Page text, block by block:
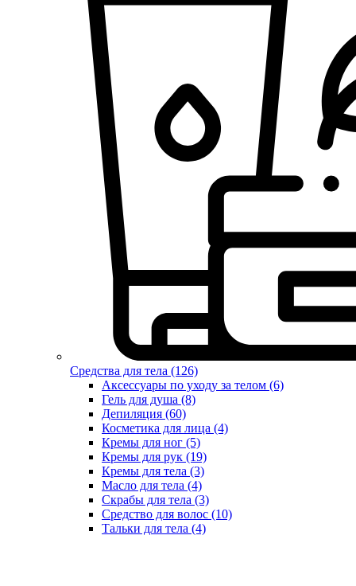
Средства для тела (126)
Аксессуары по уходу за телом (6)
Гель для душа (8)
Депиляция (60)
Косметика для лица (4)
Кремы для ног (5)
Кремы для рук (19)
Кремы для тела (3)
Масло для тела (4)
Скрабы для тела (3)
Средство для волос (10)
Тальки для тела (4)